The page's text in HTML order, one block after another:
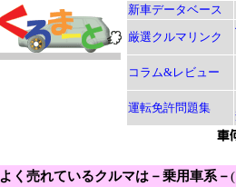
新車データベース
厳選クルマリンク
コラム&レビュー
運転免許問題集
よく売れているクルマは－乗用車系－